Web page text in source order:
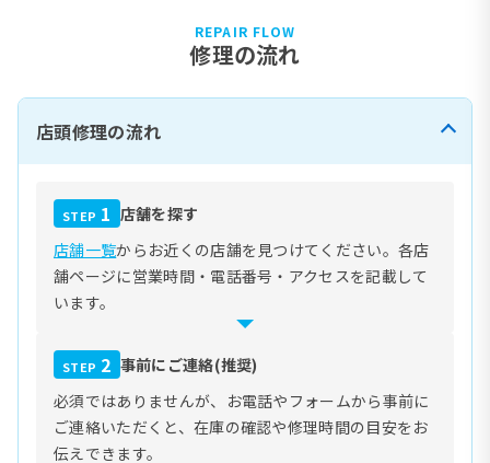
REPAIR FLOW
修理の流れ
店頭修理の流れ
STEP 1 店舗を探す
店舗一覧からお近くの店舗を見つけてください。各店
舗ページに営業時間・電話番号・アクセスを記載して
います。
STEP 2 事前にご連絡(推奨)
必須ではありませんが、お電話やフォームから事前に
ご連絡いただくと、在庫の確認や修理時間の目安をお
伝えできます。